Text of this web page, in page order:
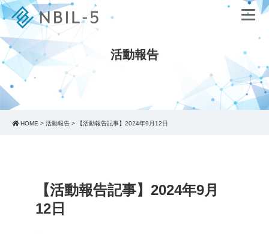
活動報告
HOME > 活動報告 > 【活動報告記事】2024年9月12日
【活動報告記事】2024年9月
12日